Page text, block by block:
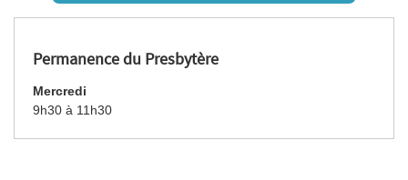
Permanence du Presbytère
Mercredi
9h30 à 11h30